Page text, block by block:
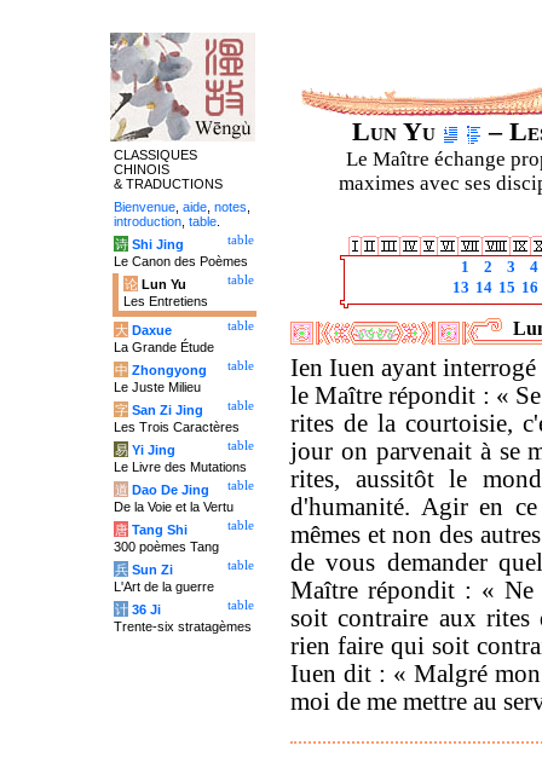
Lun Yu –
Le Maître échange
maximes avec ses
1 2 3
4
13 14 15 16
Ien Iuen ayant
le Maître répondit : «
rites de la courtoisie,
jour on parvenait à se
rites, aussitôt le
d'humanité. Agir en
mêmes et non des
de vous demander
Maître répondit : « Ne
soit contraire aux
rien faire qui soit
Iuen dit : « Malgré
moi de me mettre au
CLASSIQUES
CHINOIS
& TRADUCTIONS
Bienvenue aide notes
introduction table
table
诗 Shi Jing
Le Canon des Poèmes
table
论 Lun Yu
Les Entretiens
table
大 Daxue
La Grande Étude
table
中 Zhongyong
Le Juste Milieu
table
字 San Zi Jing
Les Trois Caractères
table
易 Yi Jing
Le Livre des Mutations
table
道 Dao De Jing
De la Voie et la Vertu
table
唐 Tang Shi
300 poèmes Tang
table
兵 Sun Zi
L'Art de la guerre
table
计 36 Ji
Trente-six stratagèmes